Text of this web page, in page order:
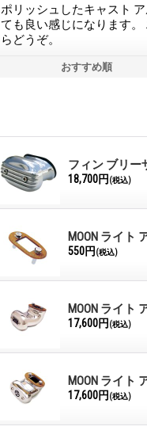
ポリッシュしたキャスト
ても良い感じになります
らどうぞ。
おすすめ順
フィン ブリー
18,700円 (税込)
MOON ライト
550円 (税込)
MOON ライト
17,600円 (税込)
MOON ライト
17,600円 (税込)